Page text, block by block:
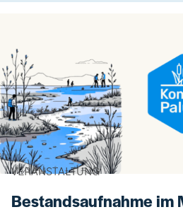
VERANSTALTUNG
Bestandsaufnahme im